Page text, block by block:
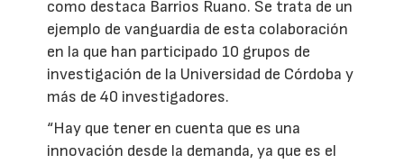
como destaca Barrios Ruano. Se trata de un
ejemplo de vanguardia de esta colaboración
en la que han participado 10 grupos de
investigación de la Universidad de Córdoba y
más de 40 investigadores.
“Hay que tener en cuenta que es una
innovación desde la demanda, ya que es el